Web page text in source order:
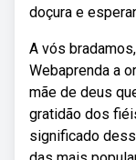
doçura e
A vós
Webaprenda a
mãe de deus
gratidão dos
significado